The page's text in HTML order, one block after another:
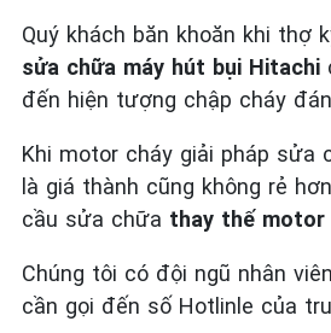
Quý khách băn khoăn khi thợ
sửa chữa máy hút bụi Hitachi
đến hiện tượng chập cháy
Khi motor cháy giải pháp
là giá thành cũng không rẻ
cầu sửa chữa thay thế motor
Chúng tôi có đội ngũ nhân
cần gọi đến số Hotlinle của